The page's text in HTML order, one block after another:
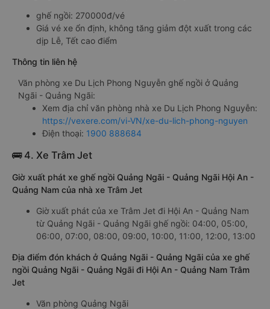
ghế ngồi: 270000đ/vé
Giá vé xe ổn định, không tăng giảm đột xuất trong các
dịp Lễ, Tết cao điểm
Thông tin liên hệ
Văn phòng xe Du Lịch Phong Nguyễn ghế ngồi ở Quảng
Ngãi - Quảng Ngãi:
Xem địa chỉ văn phòng nhà xe Du Lịch Phong Nguyễn:
https://vexere.com/vi-VN/xe-du-lich-phong-nguyen
Điện thoại: 1900 888684
🚌 4. Xe Trâm Jet
Giờ xuất phát xe ghế ngồi Quảng Ngãi - Quảng Ngãi Hội An -
Quảng Nam của nhà xe Trâm Jet
Giờ xuất phát của xe Trâm Jet đi Hội An - Quảng Nam
từ Quảng Ngãi - Quảng Ngãi ghế ngồi: 04:00, 05:00,
06:00, 07:00, 08:00, 09:00, 10:00, 11:00, 12:00, 13:00
Địa điểm đón khách ở Quảng Ngãi - Quảng Ngãi của xe ghế
ngồi Quảng Ngãi - Quảng Ngãi đi Hội An - Quảng Nam Trâm
Jet
Văn phòng Quảng Ngãi